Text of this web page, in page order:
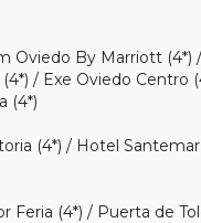
Oviedo By Marriott (4*)
/ Exe Oviedo Centro
(4*)
(4*) / Hotel
Feria (4*) / Puerta de